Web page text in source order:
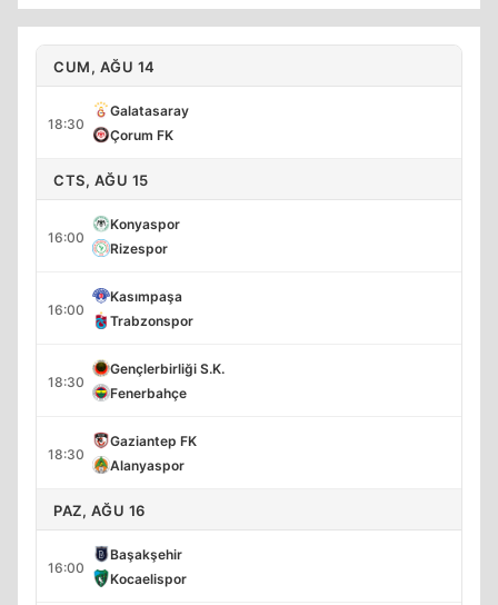
CUM, AĞU 14
18:30
Galatasaray
Çorum FK
CTS, AĞU 15
16:00
Konyaspor
Rizespor
16:00
Kasımpaşa
Trabzonspor
18:30
Gençlerbirliği S.K.
Fenerbahçe
18:30
Gaziantep FK
Alanyaspor
PAZ, AĞU 16
16:00
Başakşehir
Kocaelispor